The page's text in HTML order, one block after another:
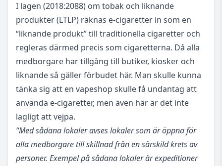
I lagen (2018:2088) om tobak och liknande
produkter (LTLP) räknas e-cigaretter in som en
“liknande produkt” till traditionella cigaretter och
regleras därmed precis som cigaretterna. Då alla
medborgare har tillgång till butiker, kiosker och
liknande så gäller förbudet här. Man skulle kunna
tänka sig att en vapeshop skulle få undantag att
använda e-cigaretter, men även här är det inte
lagligt att vejpa.
“Med sådana lokaler avses lokaler som är öppna för
alla medborgare till skillnad från en särskild krets av
personer. Exempel på sådana lokaler är expeditioner